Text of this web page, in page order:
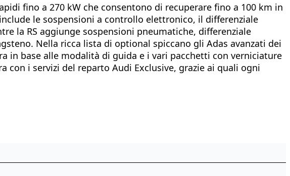
fino a 270 kW che consentono di recuperare fino a 100 km in
le sospensioni a controllo elettronico, il differenziale
la RS aggiunge sospensioni pneumatiche, differenziale
Nella ricca lista di optional spiccano gli Adas avanzati dei
in base alle modalità di guida e i vari pacchetti con verniciature
i servizi del reparto Audi Exclusive, grazie ai quali ogni